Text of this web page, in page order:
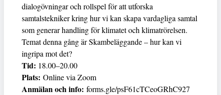
dialogövningar och rollspel för att utforska
samtalstekniker kring hur vi kan skapa vardagliga samtal
som generar handling för klimatet och klimatrörelsen.
Temat denna gång är Skambeläggande – hur kan vi
ingripa mot det?
Tid: 18.00–20.00
Plats: Online via Zoom
Anmälan och info: forms.gle/psF61cTCeoGRhC927